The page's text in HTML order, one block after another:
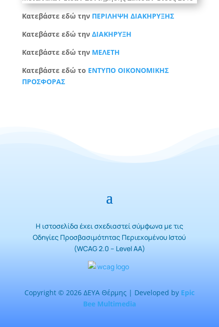
Κατεβάστε εδώ την ΠΕΡΙΛΗΨΗ ΔΙΑΚΗΡΥΞΗΣ
Κατεβάστε εδώ την ΔΙΑΚΗΡΥΞΗ
Κατεβάστε εδώ την ΜΕΛΕΤΗ
Κατεβάστε εδώ το ΕΝΤΥΠΟ ΟΙΚΟΝΟΜΙΚΗΣ
ΠΡΟΣΦΟΡΑΣ
Η ιστοσελίδα έχει σχεδιαστεί σύμφωνα με τις
Οδηγίες Προσβασιμότητας Περιεχομένου Ιστού
(WCAG 2.0 – Level AA)
Copyright © 2026 ΔΕΥΑ Θέρμης | Developed by Epic
Bee Multimedia